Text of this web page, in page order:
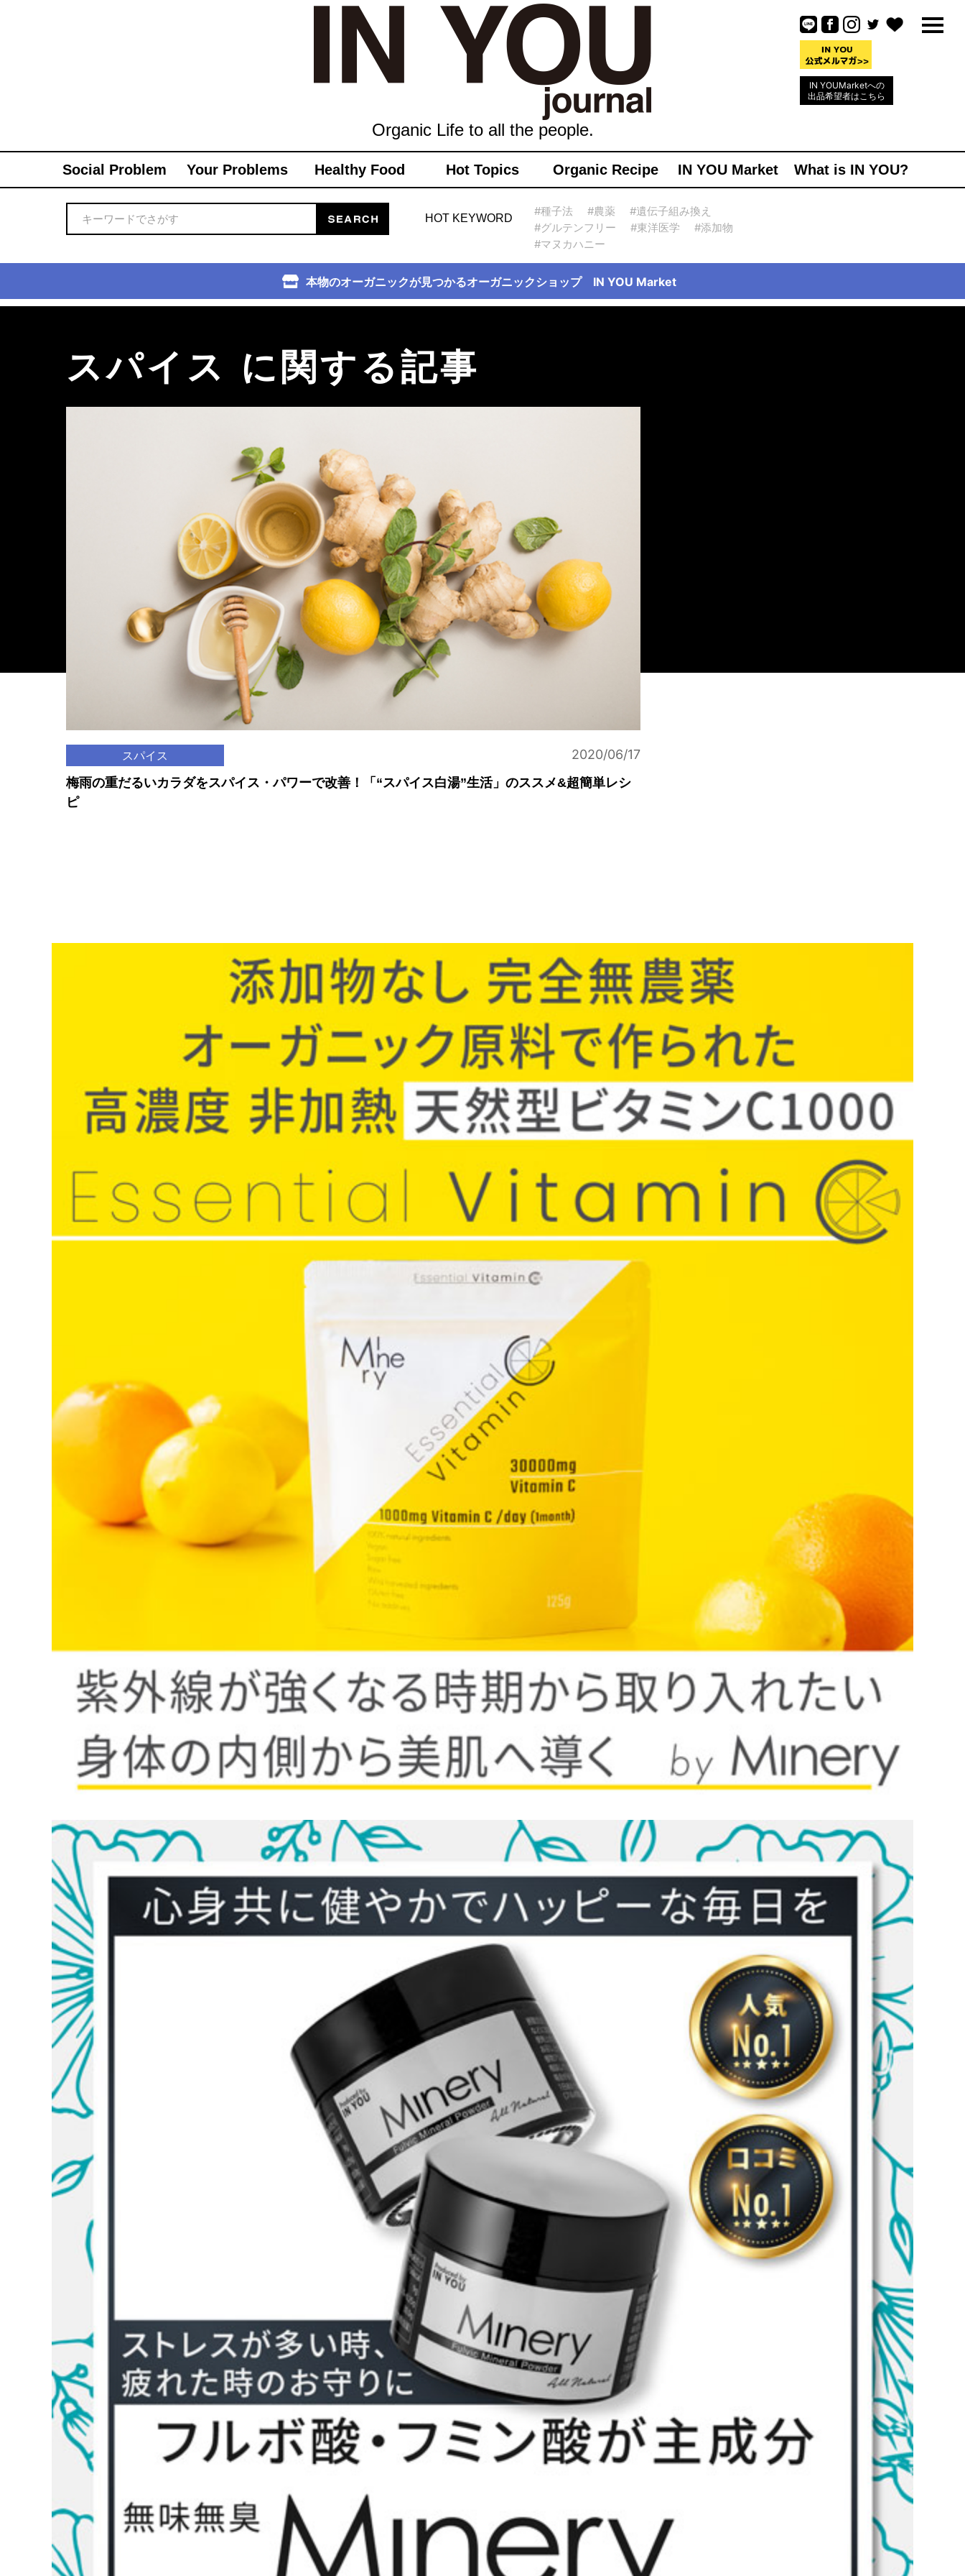
IN YOUMarketへの
出品希望者はこちら
Organic Life to all the people.
Social Problem Your Problems Healthy Food Hot Topics Organic Recipe IN YOU Market What is IN YOU?
HOT KEYWORD
#種子法 #農薬
#遺伝子組み換え
#グルテンフリー
#東洋医学
#添加物
#マヌカハニー
本物のオーガニックが見つかるオーガニックショップ IN YOU Market
スパイス に関する記事
スパイス 2020/06/17
梅雨の重だるいカラダをスパイス・パワーで改善！「“スパイス白湯”生活」のススメ&超簡単レシ
ピ